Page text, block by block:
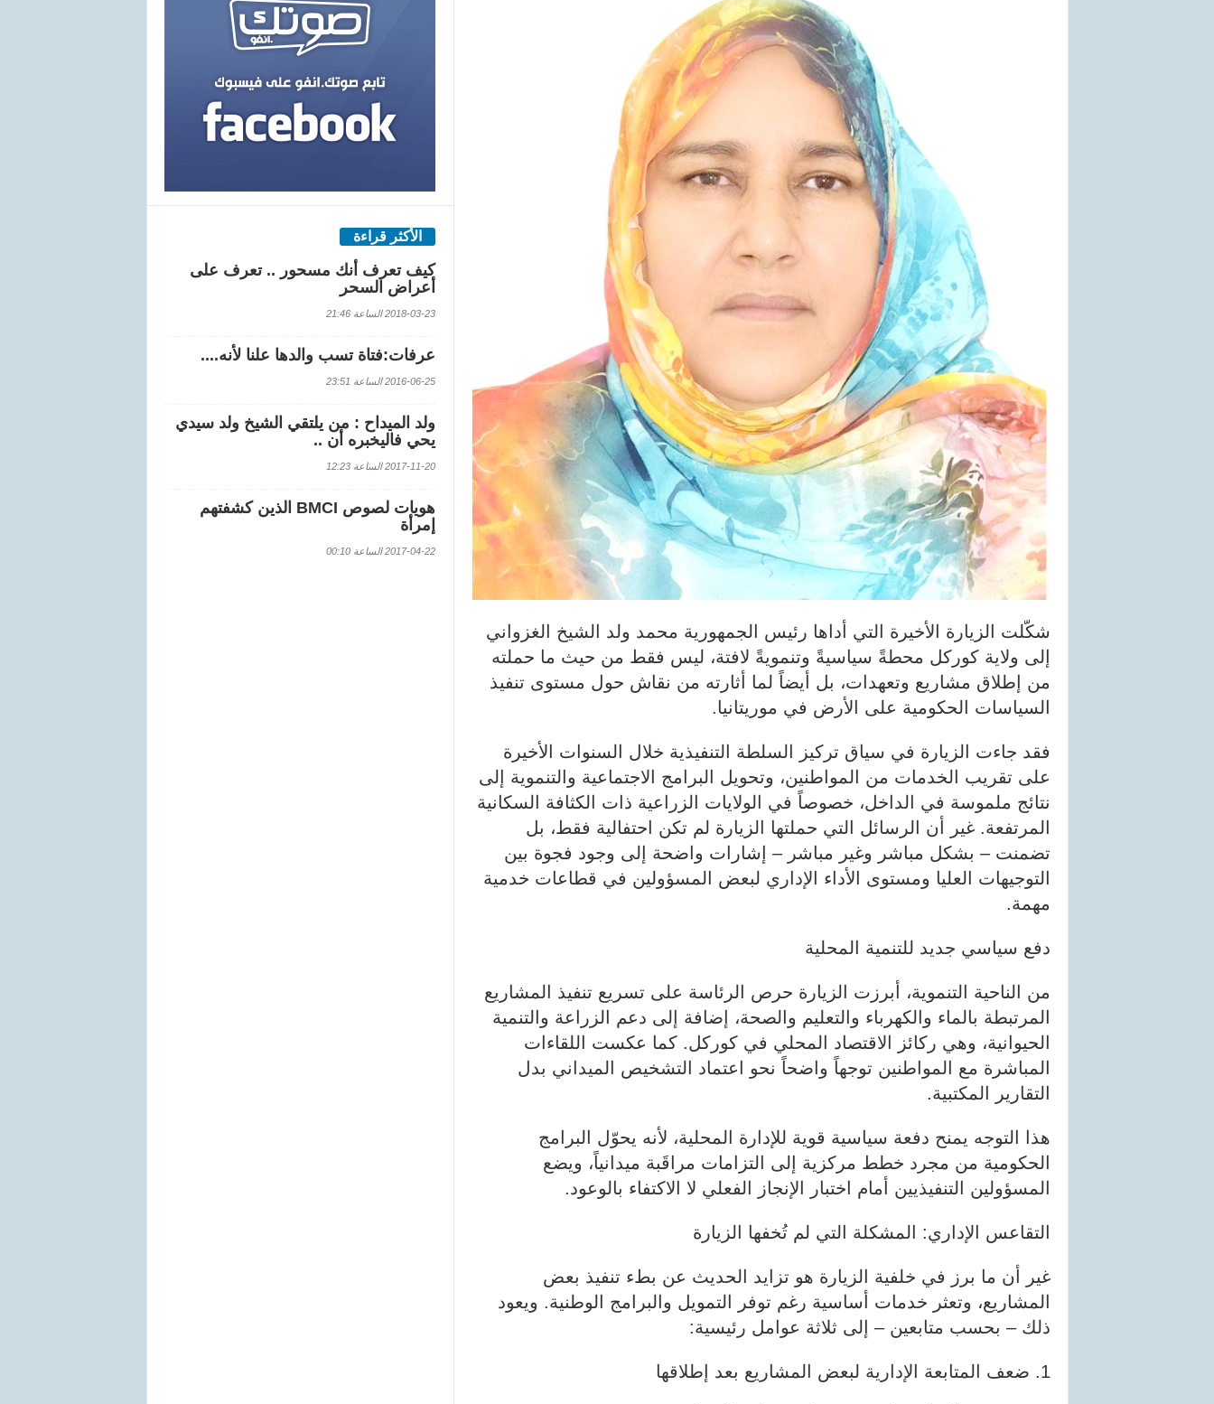
شكّلت الزيارة الأخيرة التي أداها رئيس الجمهورية محمد ولد الشيخ الغزواني
إلى ولاية كوركل محطةً سياسيةً وتنمويةً لافتة، ليس فقط من حيث ما حملته
من إطلاق مشاريع وتعهدات، بل أيضاً لما أثارته من نقاش حول مستوى تنفيذ
السياسات الحكومية على الأرض في موريتانيا.
فقد جاءت الزيارة في سياق تركيز السلطة التنفيذية خلال السنوات الأخيرة
على تقريب الخدمات من المواطنين، وتحويل البرامج الاجتماعية والتنموية إلى
نتائج ملموسة في الداخل، خصوصاً في الولايات الزراعية ذات الكثافة السكانية
المرتفعة. غير أن الرسائل التي حملتها الزيارة لم تكن احتفالية فقط، بل
تضمنت – بشكل مباشر وغير مباشر – إشارات واضحة إلى وجود فجوة بين
التوجيهات العليا ومستوى الأداء الإداري لبعض المسؤولين في قطاعات خدمية
مهمة.
دفع سياسي جديد للتنمية المحلية
من الناحية التنموية، أبرزت الزيارة حرص الرئاسة على تسريع تنفيذ المشاريع
المرتبطة بالماء والكهرباء والتعليم والصحة، إضافة إلى دعم الزراعة والتنمية
الحيوانية، وهي ركائز الاقتصاد المحلي في كوركل. كما عكست اللقاءات
المباشرة مع المواطنين توجهاً واضحاً نحو اعتماد التشخيص الميداني بدل
التقارير المكتبية.
هذا التوجه يمنح دفعة سياسية قوية للإدارة المحلية، لأنه يحوّل البرامج
الحكومية من مجرد خطط مركزية إلى التزامات مراقَبة ميدانياً، ويضع
المسؤولين التنفيذيين أمام اختبار الإنجاز الفعلي لا الاكتفاء بالوعود.
التقاعس الإداري: المشكلة التي لم تُخفها الزيارة
غير أن ما برز في خلفية الزيارة هو تزايد الحديث عن بطء تنفيذ بعض
المشاريع، وتعثر خدمات أساسية رغم توفر التمويل والبرامج الوطنية. ويعود
ذلك – بحسب متابعين – إلى ثلاثة عوامل رئيسية:
1. ضعف المتابعة الإدارية لبعض المشاريع بعد إطلاقها
الأكثر قراءة
كيف تعرف أنك مسحور .. تعرف على
أعراض السحر
2018-03-23 الساعة 21:46
عرفات:فتاة تسب والدها علنا لأنه....
2016-06-25 الساعة 23:51
ولد الميداح : من يلتقي الشيخ ولد سيدي
يحي فاليخبره أن ..
2017-11-20 الساعة 12:23
هويات لصوص BMCI الذين كشفتهم
إمرأة
2017-04-22 الساعة 00:10